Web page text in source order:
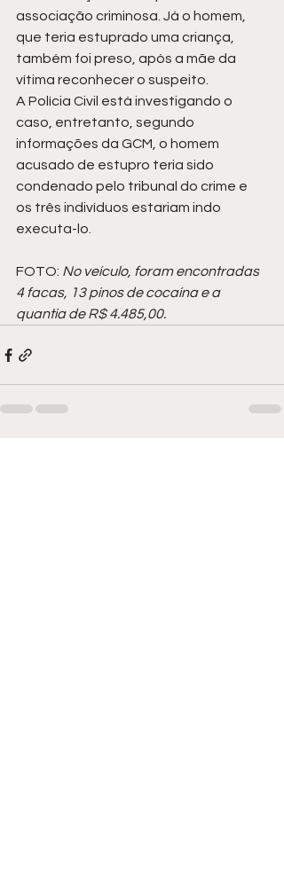
associação criminosa. Já o homem,
que teria estuprado uma criança,
também foi preso, após a mãe da
vítima reconhecer o suspeito.
A Polícia Civil está investigando o
caso, entretanto, segundo
informações da GCM, o homem
acusado de estupro teria sido
condenado pelo tribunal do crime e
os três indivíduos estariam indo
executa-lo.
FOTO: No veículo, foram encontradas
4 facas, 13 pinos de cocaína e a
quantia de R$ 4.485,00.